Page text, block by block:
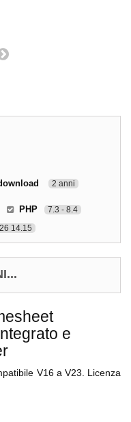
2 anni
PHP 7.3 - 8.4
14.15
e
V16 a V23. Licenza